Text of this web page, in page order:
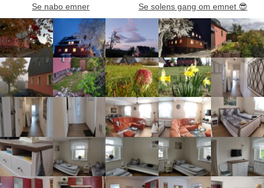
Se nabo emner Se solens gang om emnet 😎